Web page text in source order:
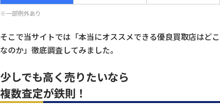
※一部例外あり
そこで当サイトでは「本当にオススメできる優良買取店はどこ
なのか」徹底調査してみました。
少しでも高く売りたいなら
複数査定が鉄則！